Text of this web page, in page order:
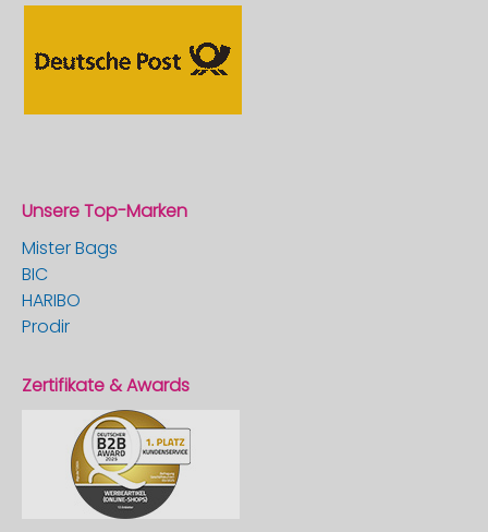
Unsere Top-Marken
Mister Bags
BIC
HARIBO
Prodir
Zertifikate & Awards